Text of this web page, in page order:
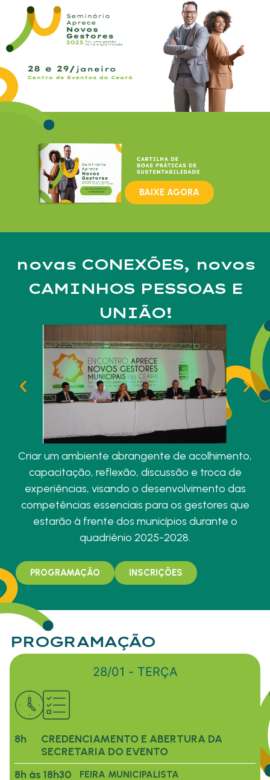
BAIXE AGORA
novas CONEXÕES, novos
CAMINHOS PESSOAS E
UNIÃO!
Criar um ambiente abrangente de acolhimento,
capacitação, reflexão, discussão e troca de
experiências, visando o desenvolvimento das
competências essenciais para os gestores que
estarão à frente dos municípios durante o
quadriênio 2025-2028.
PROGRAMAÇÃO INSCRIÇÕES
PROGRAMAÇÃO
28/01 - TERÇA
8h
CREDENCIAMENTO E ABERTURA DA
SECRETARIA DO EVENTO
8h às 18h30
FEIRA MUNICIPALISTA